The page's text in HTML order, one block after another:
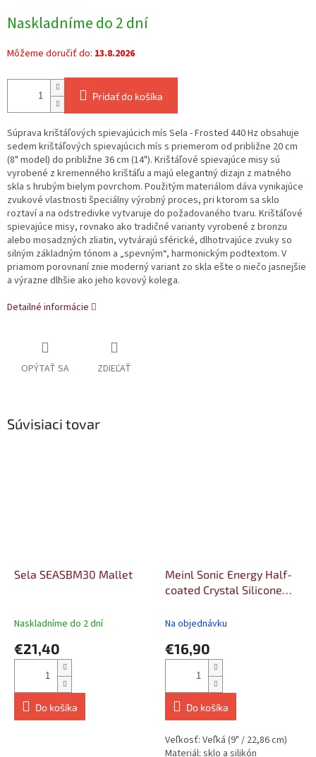
cena:
Naskladníme do 2 dní
Môžeme doručiť do: 13.8.2026
Pridať do košíka
Súprava krištáľových spievajúcich mís Sela - Frosted 440 Hz obsahuje
sedem krištáľových spievajúcich mís s priemerom od približne 20 cm
(8" model) do približne 36 cm (14"). Krištáľové spievajúce misy sú
vyrobené z kremenného krištáľu a majú elegantný dizajn z matného
skla s hrubým bielym povrchom. Použitým materiálom dáva vynikajúce
zvukové vlastnosti špeciálny výrobný proces, pri ktorom sa sklo
roztaví a na odstredivke vytvaruje do požadovaného tvaru. Krištáľové
spievajúce misy, rovnako ako tradičné varianty vyrobené z bronzu
alebo mosadzných zliatin, vytvárajú sférické, dlhotrvajúce zvuky so
silným základným tónom a „spevným“, harmonickým podtextom. V
priamom porovnaní znie moderný variant zo skla ešte o niečo jasnejšie
a výrazne dlhšie ako jeho kovový kolega.
Detailné informácie
OPÝTAŤ SA ZDIEĽAŤ
Súvisiaci tovar
Sela SEASBM30 Mallet
Naskladníme do 2 dní
€21,40
Do košíka
Meinl Sonic Energy Half-
coated Crystal Silicone
Na objednávku
€16,90
Do košíka
Veľkosť: Veľká (9" / 22,86 cm)
Materiál: sklo a silikón